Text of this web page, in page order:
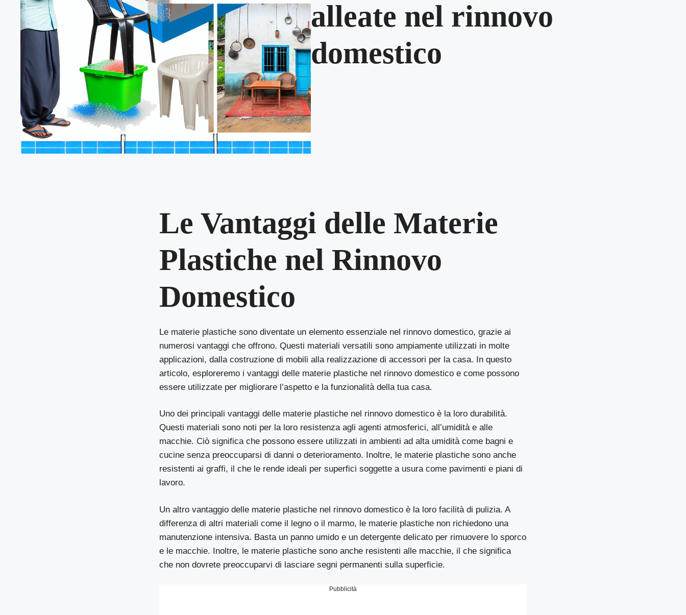
alleate nel rinnovo
domestico
Le Vantaggi delle Materie
Plastiche nel Rinnovo
Domestico
Le materie plastiche sono diventate un elemento essenziale nel rinnovo domestico, grazie ai
numerosi vantaggi che offrono. Questi materiali versatili sono ampiamente utilizzati in molte
applicazioni, dalla costruzione di mobili alla realizzazione di accessori per la casa. In questo
articolo, esploreremo i vantaggi delle materie plastiche nel rinnovo domestico e come possono
essere utilizzate per migliorare l’aspetto e la funzionalità della tua casa.
Uno dei principali vantaggi delle materie plastiche nel rinnovo domestico è la loro durabilità.
Questi materiali sono noti per la loro resistenza agli agenti atmosferici, all’umidità e alle
macchie. Ciò significa che possono essere utilizzati in ambienti ad alta umidità come bagni e
cucine senza preoccuparsi di danni o deterioramento. Inoltre, le materie plastiche sono anche
resistenti ai graffi, il che le rende ideali per superfici soggette a usura come pavimenti e piani di
lavoro.
Un altro vantaggio delle materie plastiche nel rinnovo domestico è la loro facilità di pulizia. A
differenza di altri materiali come il legno o il marmo, le materie plastiche non richiedono una
manutenzione intensiva. Basta un panno umido e un detergente delicato per rimuovere lo sporco
e le macchie. Inoltre, le materie plastiche sono anche resistenti alle macchie, il che significa
che non dovrete preoccuparvi di lasciare segni permanenti sulla superficie.
Pubblicità